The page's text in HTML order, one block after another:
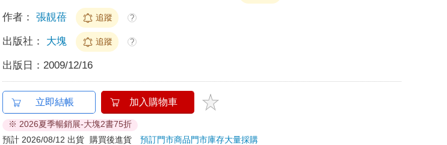
作者： 張靚蓓 追蹤 ?
出版社： 大塊 追蹤 ?
出版日： 2009/12/16
立即結帳 加入購物車
※ 2026夏季暢銷展-大塊2書75折
預計 2026/08/12 出貨
購買後進貨預訂門市商品門市庫存大量採購